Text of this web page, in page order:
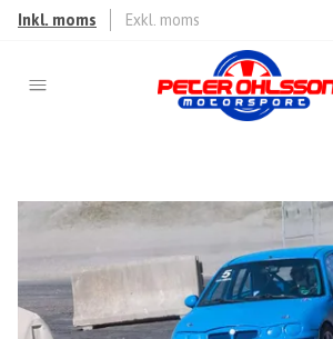
Inkl. moms Exkl. moms